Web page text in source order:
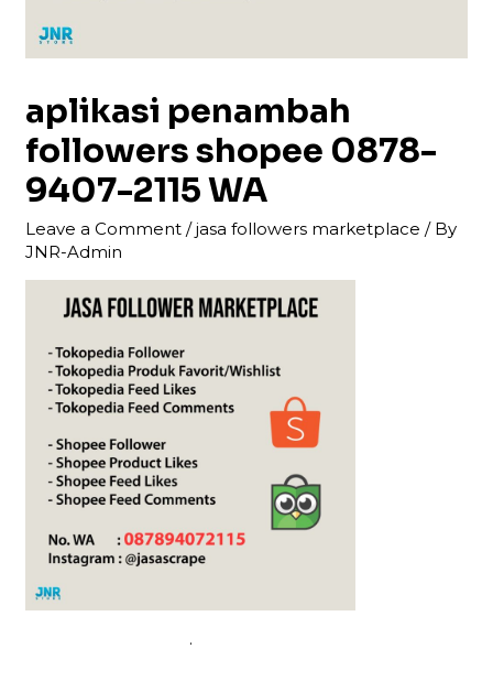
aplikasi penambah
followers shopee 0878-
9407-2115 WA
Leave a Comment /jasa followers marketplace / By
JNR-Admin
.